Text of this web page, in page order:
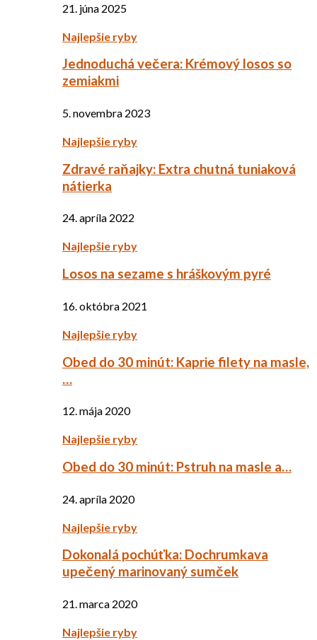
21. júna 2025
Najlepšie ryby
Jednoduchá večera: Krémový losos so
zemiakmi
5. novembra 2023
Najlepšie ryby
Zdravé raňajky: Extra chutná tuniaková
nátierka
24. apríla 2022
Najlepšie ryby
Losos na sezame s hráškovým pyré
16. októbra 2021
Najlepšie ryby
Obed do 30 minút: Kaprie filety na masle,
…
12. mája 2020
Najlepšie ryby
Obed do 30 minút: Pstruh na masle a…
24. apríla 2020
Najlepšie ryby
Dokonalá pochúťka: Dochrumkava
upečený marinovaný sumček
21. marca 2020
Najlepšie ryby